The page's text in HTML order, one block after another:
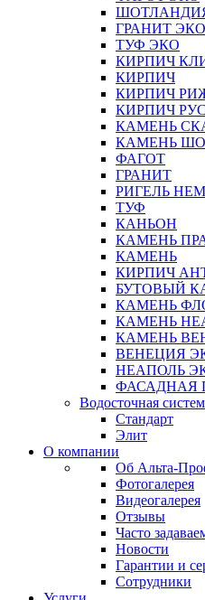
ГРАНИТ ЭКО
ТУФ ЭКО
КИРПИЧ
КИРПИЧ
КИРПИЧ
КИРПИЧ
КАМЕНЬ
КАМЕНЬ
ФАГОТ
ГРАНИТ
РИГЕЛЬ
ТУФ
КАНЬОН
КАМЕНЬ
КАМЕНЬ
КИРПИЧ
БУТОВЫЙ
КАМЕНЬ
КАМЕНЬ
КАМЕНЬ
ВЕНЕЦИЯ
НЕАПОЛЬ
ФАСАДНАЯ
Водосточная
Стандарт
Элит
О компании
Об Альта-
Фотогалерея
Видеогалерея
Отзывы
Часто
Новости
Гарантии и
Сотрудники